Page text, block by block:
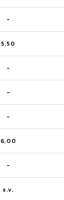
-
5,50
-
-
-
6,00
-
s.v.